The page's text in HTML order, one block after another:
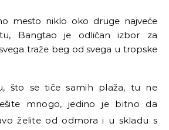
mesto niklo oko druge najveće
Bangtao je odličan izbor za
traže beg od svega u tropske
što se tiče samih plaža, tu ne
mnogo, jedino je bitno da
želite od odmora i u skladu s